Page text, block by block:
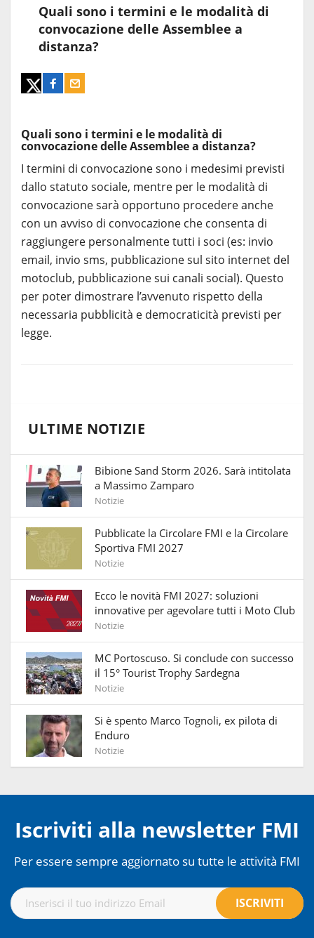
Quali sono i termini e le modalità di
convocazione delle Assemblee a
distanza?
Quali sono i termini e le modalità di
convocazione delle Assemblee a distanza?
I termini di convocazione sono i medesimi previsti
dallo statuto sociale, mentre per le modalità di
convocazione sarà opportuno procedere anche
con un avviso di convocazione che consenta di
raggiungere personalmente tutti i soci (es: invio
email, invio sms, pubblicazione sul sito internet del
motoclub, pubblicazione sui canali social). Questo
per poter dimostrare l’avvenuto rispetto della
necessaria pubblicità e democraticità previsti per
legge.
ULTIME NOTIZIE
Bibione Sand Storm 2026. Sarà intitolata
a Massimo Zamparo
Notizie
Pubblicate la Circolare FMI e la Circolare
Sportiva FMI 2027
Notizie
Ecco le novità FMI 2027: soluzioni
innovative per agevolare tutti i Moto Club
Notizie
MC Portoscuso. Si conclude con successo
il 15° Tourist Trophy Sardegna
Notizie
Si è spento Marco Tognoli, ex pilota di
Enduro
Notizie
Iscriviti alla newsletter FMI
Per essere sempre aggiornato su tutte le attività FMI